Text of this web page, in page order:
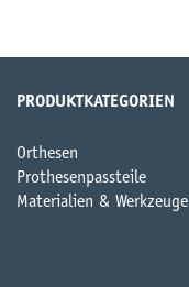
PRODUKTKATEGORIEN
Orthesen
Prothesenpassteile
Materialien & Werkzeuge